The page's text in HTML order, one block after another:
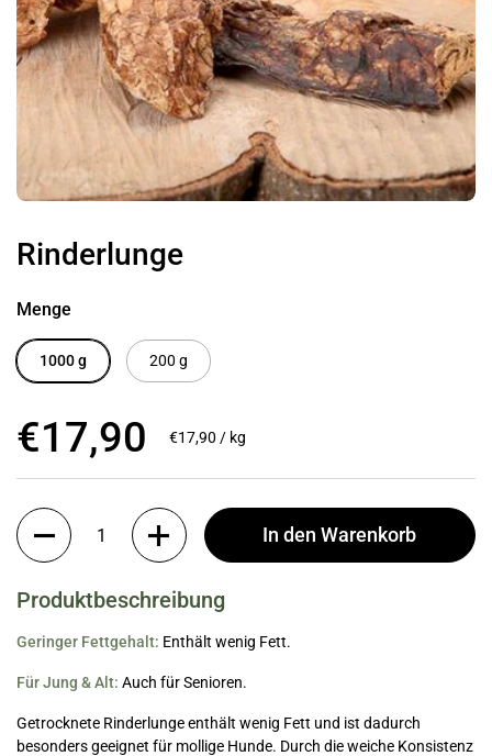
Rinderlunge
Menge
1000 g 200 g
Regulärer Preis
€17,90 Stückpreis
€17,90 / kg
Anzahl
In den Warenkorb
Produktbeschreibung
Geringer Fettgehalt: Enthält wenig Fett.
Für Jung & Alt: Auch für Senioren.
Getrocknete Rinderlunge enthält wenig Fett und ist dadurch
besonders geeignet für mollige Hunde. Durch die weiche Konsistenz